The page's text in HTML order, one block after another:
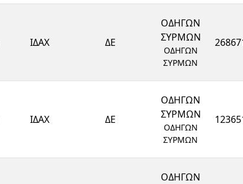
ΙΔΑΧ ΔΕ
ΟΔΗΓΩΝ
ΣΥΡΜΩΝ
ΟΔΗΓΩΝ
ΣΥΡΜΩΝ
ΙΔΑΧ ΔΕ
ΟΔΗΓΩΝ
ΣΥΡΜΩΝ
ΟΔΗΓΩΝ
ΣΥΡΜΩΝ
ΟΔΗΓΩΝ